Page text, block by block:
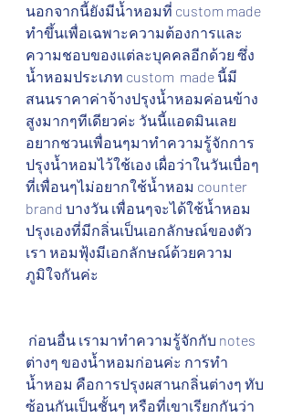
นอกจากนี้ยังมีน้ำหอมที่ custom made
ทำขึ้นเพื่อเฉพาะความต้องการและ
ความชอบของแต่ละบุคคลอีกด้วย ซึ่ง
น้ำหอมประเภท custom  made นี้มี
สนนราคาค่าจ้างปรุงน้ำหอมค่อนข้าง
สูงมากๆทีเดียวค่ะ วันนี้แอดมินเลย
อยากชวนเพื่อนๆมาทำความรู้จักการ
ปรุงน้ำหอมไว้ใช้เอง เผื่อว่าในวันเบื่อๆ
ที่เพื่อนๆไม่อยากใช้น้ำหอม counter
brand บางวัน เพื่อนๆจะได้ใช้น้ำหอม
ปรุงเองที่มีกลิ่นเป็นเอกลักษณ์ของตัว
เรา หอมฟุ้งมีเอกลักษณ์ด้วยความ
ภูมิใจกันค่ะ
ต่างๆ ของน้ำหอมก่อนค่ะ การทำ
น้ำหอม คือการปรุงผสานกลิ่นต่างๆ ทับ
ซ้อนกันเป็นชั้นๆ หรือที่เขาเรียกกันว่า